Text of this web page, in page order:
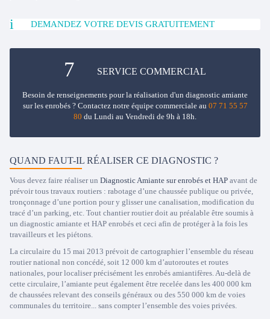
DEMANDEZ VOTRE DEVIS GRATUITEMENT
SERVICE COMMERCIAL
Besoin de renseignements pour la réalisation d'un diagnostic amiante
sur les enrobés ? Contactez notre équipe commerciale au 07 71 55 57
80 du Lundi au Vendredi de 9h à 18h.
QUAND FAUT-IL RÉALISER CE DIAGNOSTIC ?
Vous devez faire réaliser un Diagnostic Amiante sur enrobés et HAP avant de
prévoir tous travaux routiers : rabotage d’une chaussée publique ou privée,
tronçonnage d’une portion pour y glisser une canalisation, modification du
tracé d’un parking, etc. Tout chantier routier doit au préalable être soumis à
un diagnostic amiante et HAP enrobés et ceci afin de protéger à la fois les
travailleurs et les piétons.
La circulaire du 15 mai 2013 prévoit de cartographier l’ensemble du réseau
routier national non concédé, soit 12 000 km d’autoroutes et routes
nationales, pour localiser précisément les enrobés amiantifères. Au-delà de
cette circulaire, l’amiante peut également être recelée dans les 400 000 km
de chaussées relevant des conseils généraux ou des 550 000 km de voies
communales du territoire... sans compter l’ensemble des voies privées.